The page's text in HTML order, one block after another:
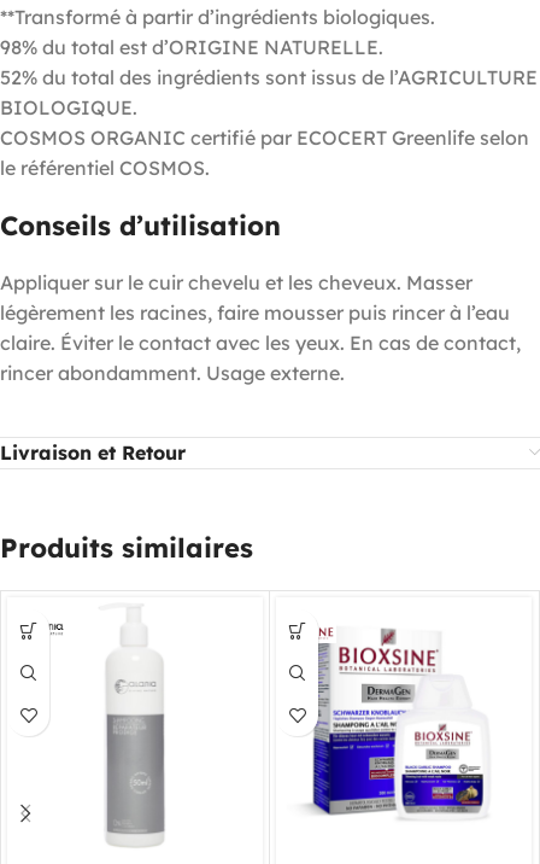
**Transformé à partir d’ingrédients biologiques.
98% du total est d’ORIGINE NATURELLE.
52% du total des ingrédients sont issus de l’AGRICULTURE
BIOLOGIQUE.
COSMOS ORGANIC certifié par ECOCERT Greenlife selon
le référentiel COSMOS.
Conseils d’utilisation
Appliquer sur le cuir chevelu et les cheveux. Masser
légèrement les racines, faire mousser puis rincer à l’eau
claire. Éviter le contact avec les yeux. En cas de contact,
rincer abondamment. Usage externe.
Livraison et Retour
Produits similaires